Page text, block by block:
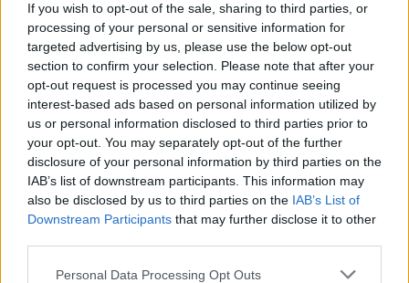
If you wish to opt-out of the sale, sharing to third parties, or
processing of your personal or sensitive information for
targeted advertising by us, please use the below opt-out
section to confirm your selection. Please note that after your
opt-out request is processed you may continue seeing
interest-based ads based on personal information utilized by
us or personal information disclosed to third parties prior to
your opt-out. You may separately opt-out of the further
disclosure of your personal information by third parties on the
IAB’s list of downstream participants. This information may
also be disclosed by us to third parties on the IAB’s List of
Downstream Participants that may further disclose it to other
Please note that this website/app uses one or more Google
Personal Data Processing Opt Outs
bélrendszerünk egészségét , valamint hosszabb
ideig biztosítja a jóllakottság érzését is.
A zabkásával túl sok
glükózt juttatunk a
szervezetünkbe?
Maranna Perez-Trejo azt ajánlja, hogy a zabkását
keverjük össze tojásfehérjével.„Ez nem befolyásolja
a zabkása ízét, de fehérjét juttatunk vele a
szervezetünkbe, így elkerülhetjük a glükózszintünk
hirtelen megemelkedését.”Emellett azt javasolja,